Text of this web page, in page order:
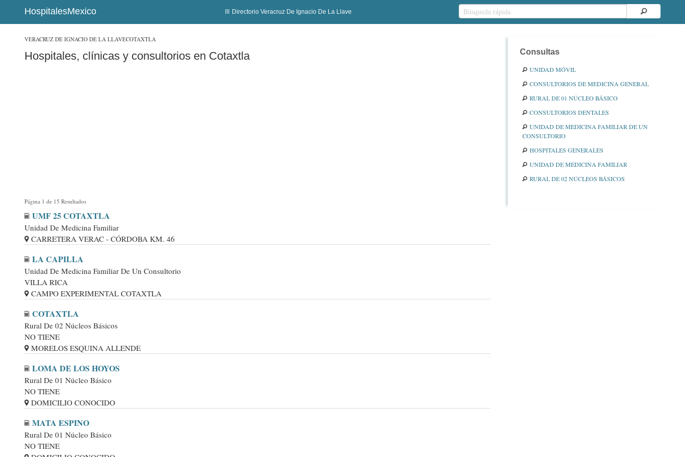
HospitalesMexico Directorio Veracruz De Ignacio De La Llave
VERACRUZ DE IGNACIO DE LA LLAVECOTAXTLA
Hospitales, clínicas y consultorios en Cotaxtla
Página 1 de 15 Resultados
UMF 25 COTAXTLA
Unidad De Medicina Familiar
CARRETERA VERAC - CÓRDOBA KM. 46
LA CAPILLA
Unidad De Medicina Familiar De Un Consultorio
VILLA RICA
CAMPO EXPERIMENTAL COTAXTLA
COTAXTLA
Rural De 02 Núcleos Básicos
NO TIENE
MORELOS ESQUINA ALLENDE
LOMA DE LOS HOYOS
Rural De 01 Núcleo Básico
NO TIENE
DOMICILIO CONOCIDO
MATA ESPINO
Rural De 01 Núcleo Básico
NO TIENE
Consultas
UNIDAD MÓVIL
CONSULTORIOS DE MEDICINA GENERAL
RURAL DE 01 NÚCLEO BÁSICO
CONSULTORIOS DENTALES
UNIDAD DE MEDICINA FAMILIAR DE UN
CONSULTORIO
HOSPITALES GENERALES
UNIDAD DE MEDICINA FAMILIAR
RURAL DE 02 NÚCLEOS BÁSICOS